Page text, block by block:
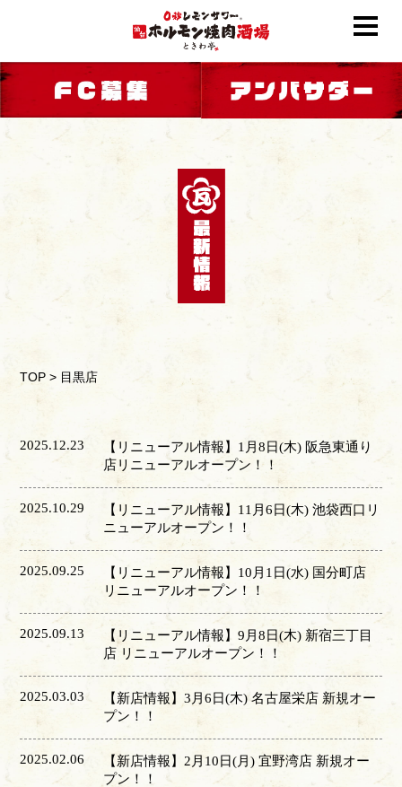
TOP > 目黒店
2025.12.23
【リニューアル情報】1月8日(木) 阪急東通り
店リニューアルオープン！！
2025.10.29
【リニューアル情報】11月6日(木) 池袋西口リ
ニューアルオープン！！
2025.09.25
【リニューアル情報】10月1日(水) 国分町店
リニューアルオープン！！
2025.09.13
【リニューアル情報】9月8日(木) 新宿三丁目
店 リニューアルオープン！！
2025.03.03
【新店情報】3月6日(木) 名古屋栄店 新規オー
プン！！
2025.02.06
【新店情報】2月10日(月) 宜野湾店 新規オー
プン！！